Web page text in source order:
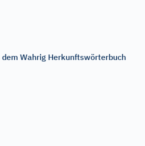
Wahrig Herkunftswörterbuch